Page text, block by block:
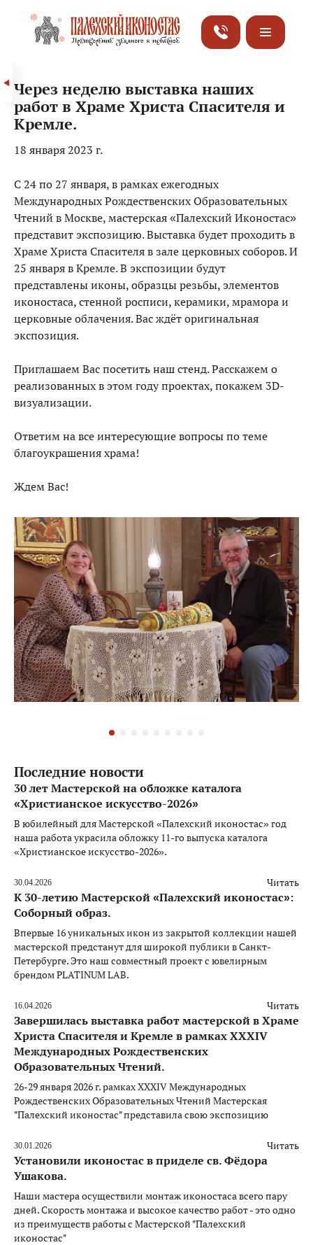
Через неделю выставка наших
работ в Храме Христа Спасителя и
Кремле.
18 января 2023 г.
С 24 по 27 января, в рамках ежегодных
Международных Рождественских Образовательных
Чтений в Москве, мастерская «Палехский Иконостас»
представит экспозицию. Выставка будет проходить в
Храме Христа Спасителя в зале церковных соборов. И
25 января в Кремле. В экспозиции будут
представлены иконы, образцы резьбы, элементов
иконостаса, стенной росписи, керамики, мрамора и
церковные облачения. Вас ждёт оригинальная
экспозиция.
Приглашаем Вас посетить наш стенд. Расскажем о
реализованных в этом году проектах, покажем 3D-
визуализации.
Ответим на все интересующие вопросы по теме
благоукрашения храма!
Ждем Вас!
Последние новости
30 лет Мастерской на обложке каталога
«Христианское искусство-2026»
В юбилейный для Мастерской «Палехский иконостас» год
наша работа украсила обложку 11-го выпуска каталога
«Христианское искусство-2026».
30.04.2026 Читать
К 30-летию Мастерской «Палехский иконостас»:
Соборный образ.
Впервые 16 уникальных икон из закрытой коллекции нашей
мастерской предстанут для широкой публики в Санкт-
Петербурге. Это наш совместный проект с ювелирным
брендом PLATINUM LAB.
16.04.2026 Читать
Завершилась выставка работ мастерской в Храме
Христа Спасителя и Кремле в рамках XXXIV
Международных Рождественских
Образовательных Чтений.
26-29 января 2026 г. рамках XXXIV Международных
Рождественских Образовательных Чтений Мастерская
"Палехский иконостас" представила свою экспозицию
30.01.2026 Читать
Установили иконостас в приделе св. Фёдора
Ушакова.
Наши мастера осуществили монтаж иконостаса всего пару
дней. Скорость монтажа и высокое качество работ - это одно
из преимуществ работы с Мастерской "Палехский
иконостас"